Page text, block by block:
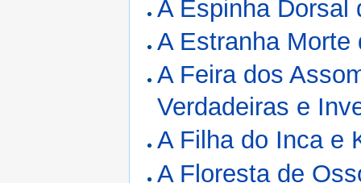
A Espinha Dorsal
A Estranha Morte
A Feira dos
Verdadeiras e
A Filha do Inca e
A Floresta de